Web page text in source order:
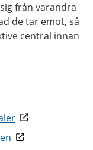
från varandra
de tar emot, så
central innan